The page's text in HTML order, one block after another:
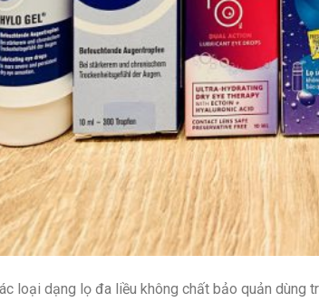
loại dạng lọ đa liều không chất bảo quản dùng